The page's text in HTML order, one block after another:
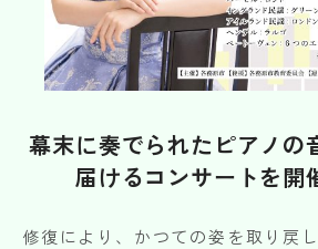
幕末に奏でられたピアノの
届けるコンサートを開
修復により、かつての姿を取り戻